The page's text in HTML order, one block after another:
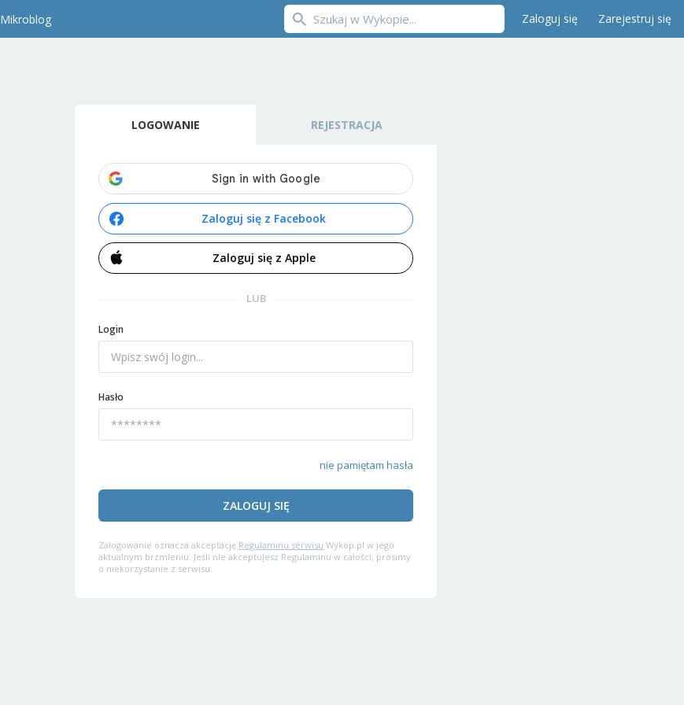
Mikroblog Zaloguj się Zarejestruj się
LOGOWANIE REJESTRACJA
Zaloguj się z Facebook
Zaloguj się z Apple
LUB
Login
Hasło
nie pamiętam hasła
ZALOGUJ SIĘ
Zalogowanie oznacza akceptację Regulaminu serwisu Wykop.pl w jego
aktualnym brzmieniu. Jeśli nie akceptujesz Regulaminu w całości, prosimy
o niekorzystanie z serwisu.